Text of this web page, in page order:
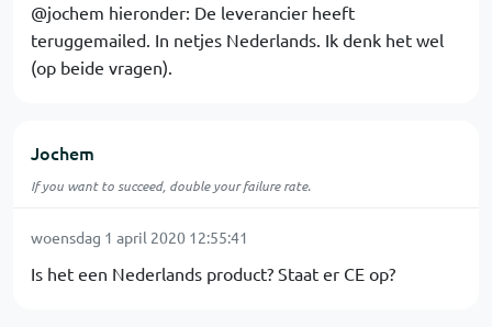
@jochem hieronder: De leverancier heeft
teruggemailed. In netjes Nederlands. Ik denk het wel
(op beide vragen).
Jochem
If you want to succeed, double your failure rate.
woensdag 1 april 2020 12:55:41
Is het een Nederlands product? Staat er CE op?